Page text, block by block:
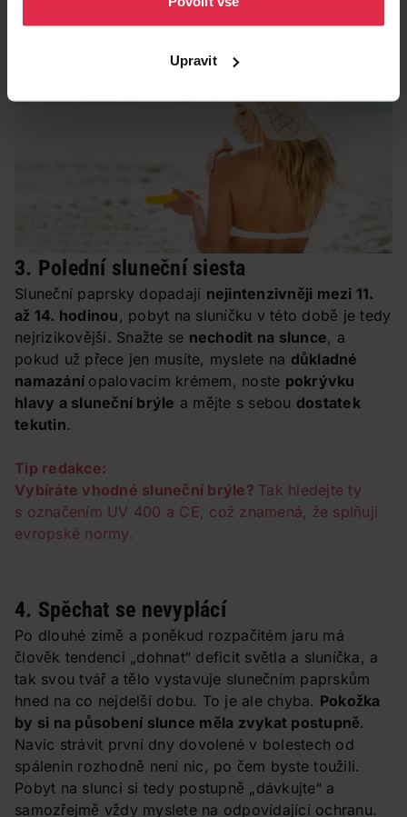
Upravit
neboť SPF vyjadřuje jen ochranu před
3. Polední sluneční siesta
Sluneční paprsky dopadají nejintenzivněji mezi 11.
až 14. hodinou, pobyt na sluníčku v této době je tedy
nejrizikovější. Snažte se nechodit na slunce, a
pokud už přece jen musíte, myslete na důkladné
namazání opalovacím krémem, noste pokrývku
hlavy a sluneční brýle a mějte s sebou dostatek
tekutin.
Tip redakce:
Vybíráte vhodné sluneční brýle? Tak hledejte ty
s označením UV 400 a CE, což znamená, že splňují
evropské normy.
4. Spěchat se nevyplácí
Po dlouhé zimě a poněkud rozpačitém jaru má
člověk tendenci „dohnat“ deficit světla a sluníčka, a
tak svou tvář a tělo vystavuje slunečním paprskům
hned na co nejdelší dobu. To je ale chyba. Pokožka
by si na působení slunce měla zvykat postupně.
Navíc strávit první dny dovolené v bolestech od
spálenin rozhodně není nic, po čem byste toužili.
Pobyt na slunci si tedy postupně „dávkujte“ a
samozřejmě vždy myslete na odpovídající ochranu.